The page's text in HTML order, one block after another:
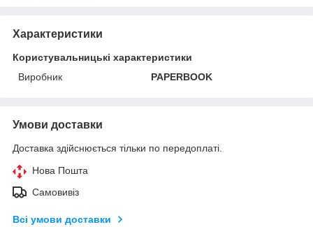
Характеристики
Користувальницькі характеристики
Виробник
PAPERBOOK
Умови доставки
Доставка здійснюється тільки по передоплаті.
Нова Пошта
Самовивіз
Всі умови доставки